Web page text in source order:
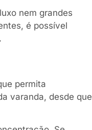
nem grandes
é possível
permita
varanda, desde que